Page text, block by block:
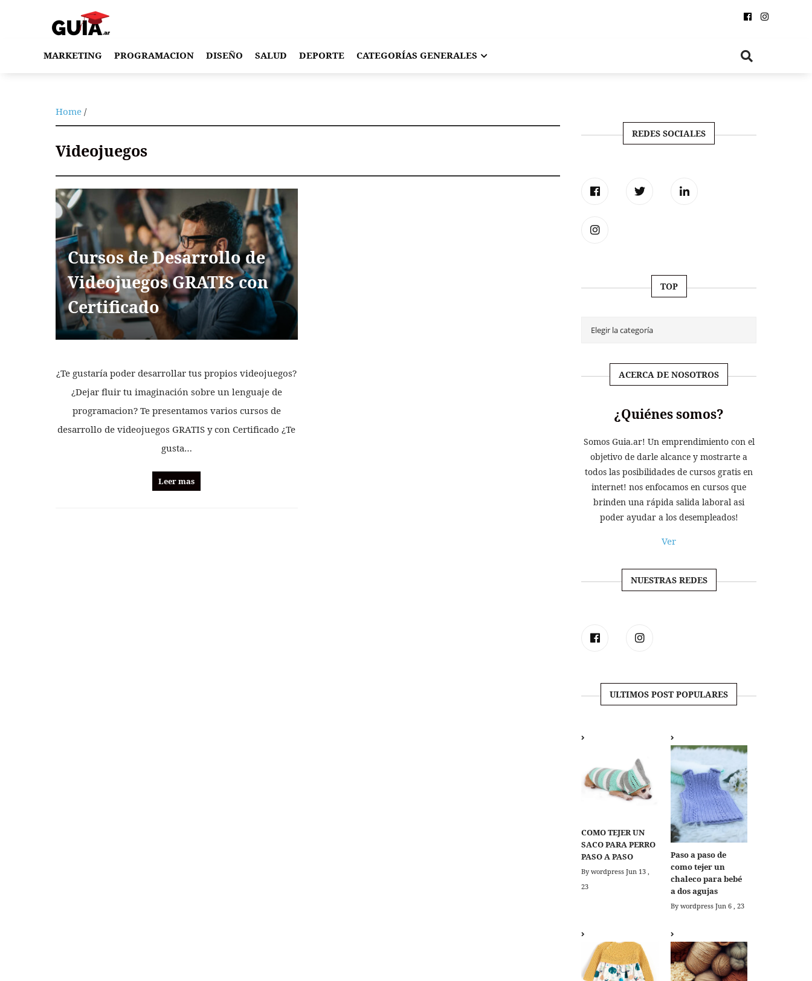
MARKETING PROGRAMACION DISEÑO SALUD DEPORTE CATEGORÍAS GENERALES
Home /
Videojuegos
Cursos de Desarrollo de
Videojuegos GRATIS con
Certificado
¿Te gustaría poder desarrollar tus propios videojuegos?
¿Dejar fluir tu imaginación sobre un lenguaje de
programacion? Te presentamos varios cursos de
desarrollo de videojuegos GRATIS y con Certificado ¿Te
gusta…
Leer mas
REDES SOCIALES
TOP
ACERCA DE NOSOTROS
¿Quiénes somos?
Somos Guia.ar! Un emprendimiento con el
objetivo de darle alcance y mostrarte a
todos las posibilidades de cursos gratis en
internet! nos enfocamos en cursos que
brinden una rápida salida laboral asi
poder ayudar a los desempleados!
Ver
NUESTRAS REDES
ULTIMOS POST POPULARES
COMO TEJER UN
SACO PARA PERRO
PASO A PASO
By wordpressJun 13 ,
23
Paso a paso de
como tejer un
chaleco para bebé
a dos agujas
By wordpress Jun 6 , 23